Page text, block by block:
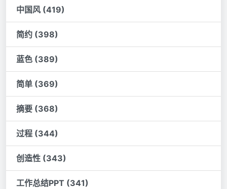
中国风 (419)
简约 (398)
蓝色 (389)
简单 (369)
摘要 (368)
过程 (344)
创造性 (343)
工作总结PPT (341)